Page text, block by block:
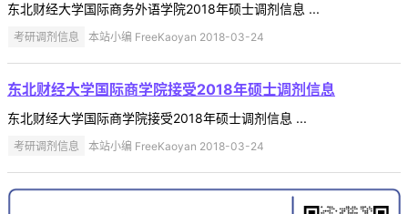
东北财经大学国际商务外语学院2018年硕士调剂信息 ...
考研调剂信息 本站小编 FreeKaoyan 2018-03-24
东北财经大学国际商学院接受2018年硕士调剂信息
东北财经大学国际商学院接受2018年硕士调剂信息 ...
考研调剂信息 本站小编 FreeKaoyan 2018-03-24